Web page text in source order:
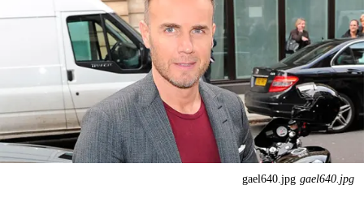
gael640.jpg gael640.jpg